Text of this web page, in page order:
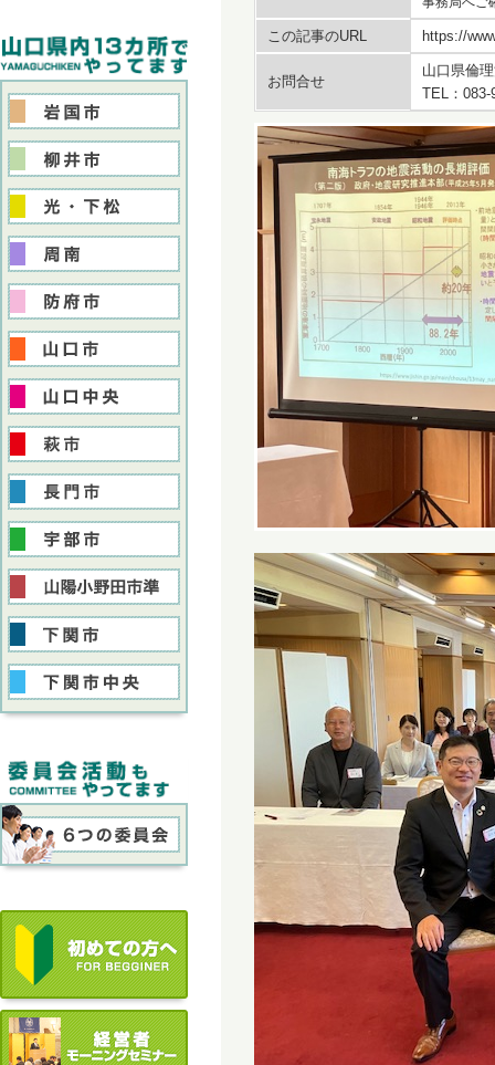
この記事のURL https://
お問合せ
山口県倫
TEL：